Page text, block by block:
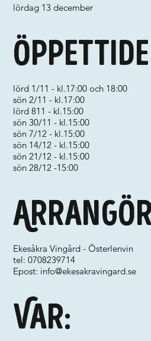
lördag 13 december
Var:
Ekesåkra Vingård - Österlenvin
tel: 0708239714
Epost: info@ekesakravingard.se
lörd 1/11 - kl.17:00 och 18:00
sön 2/11 - kl.17:00
lörd 811 - kl.15:00
sön 30/11 - kl.15:00
sön 7/12 - kl.15:00
sön 14/12 - kl.15:00
sön 21/12 - kl.15:00
sön 28/12 -15:00